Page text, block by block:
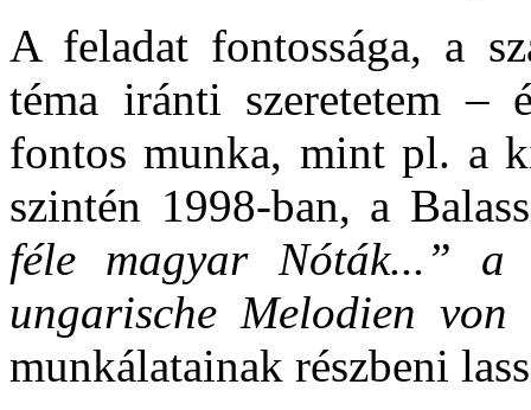
A feladat fontossága, a
téma iránti szeretetem –
fontos munka, mint pl. a
szintén 1998-ban, a
féle magyar Nóták...”
ungarische Melodien
munkálatainak részbeni